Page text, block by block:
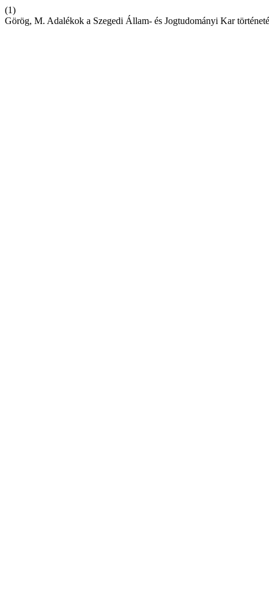
(1)
Görög, M. Adalékok a Szegedi Állam- és Jogtudományi Kar